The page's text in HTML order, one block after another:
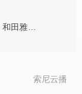
和田雅成
索尼云播